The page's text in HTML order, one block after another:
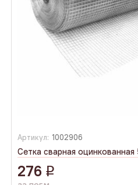
Артикул: 1002906
Сетка сварная
276 q